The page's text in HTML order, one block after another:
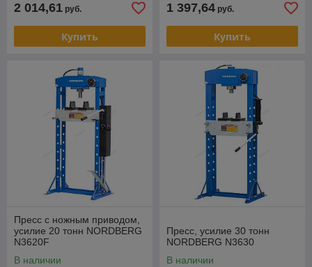
2 014,61 руб.
Купить
1 397,64 руб.
Купить
Пресс с ножным приводом,
усилие 20 тонн NORDBERG
N3620F
В наличии
Пресс, усилие 30 тонн
NORDBERG N3630
В наличии